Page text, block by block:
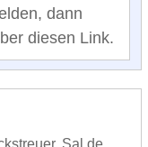
dann
diesen Link.
Sal de